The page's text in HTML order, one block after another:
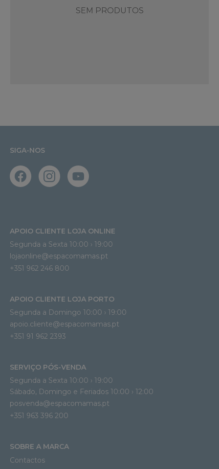
SEM PRODUTOS
SIGA-NOS
APOIO CLIENTE LOJA ONLINE
Segunda a Sexta 10:00 › 19:00
lojaonline@espacomamas.pt
+351 962 246 800
APOIO CLIENTE LOJA PORTO
Segunda a Domingo 10:00 › 19:00
apoio.cliente@espacomamas.pt
+351 91 962 2393
SERVIÇO PÓS-VENDA
Segunda a Sexta 10:00 › 19:00
Sábado, Domingo e Feriados 10:00 › 12:00
posvenda@espacomamas.pt
+351 963 396 200
SOBRE A MARCA
Contactos